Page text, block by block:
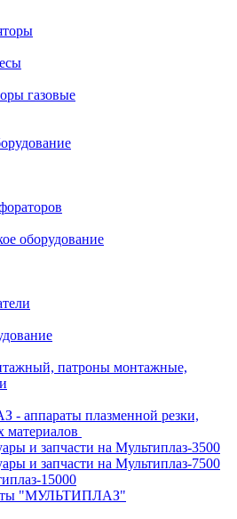
газовые
оборудование
патроны монтажные,
аппараты плазменной резки,
материалов
и запчасти на Мультиплаз-3500
и запчасти на Мультиплаз-7500
15000
"МУЛЬТИПЛАЗ"